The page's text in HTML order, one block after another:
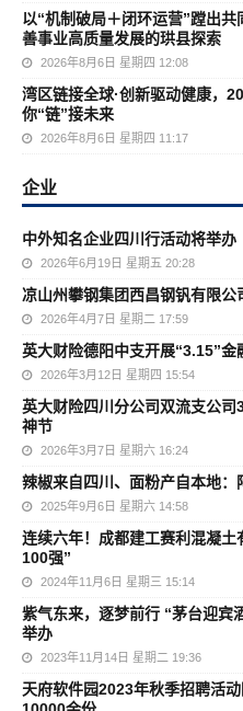
以“机制破局＋闭环运营”蹚出
善事业高质量发展的珙县探索
2026年8月6日 星期四 12:08
湾区链接全球·创新驱动健康，
你“链”接未来
2026年8月6日 星期四 11:17
企业
中外知名企业四川行活动将举办
2026年6月19日 星期五 20:28
凉山州攀钢集团西昌钢钒有限公
2026年4月7日 星期二 17:59
英大财险德阳中支开展“3.15”
2026年3月12日 星期四 15:54
英大财险四川分公司双流支公
神节
2026年3月7日 星期六 16:24
辣椒来自四川、面粉产自本地：
2025年9月6日 星期六 14:58
连续六年！成都建工赛利混凝
100强”
2024年11月6日 星期三 15:14
紫气东来，逐梦前行 “茅台迎宾
举办
2023年11月14日 星期二 19:36
天府软件园2023年秋季招聘活